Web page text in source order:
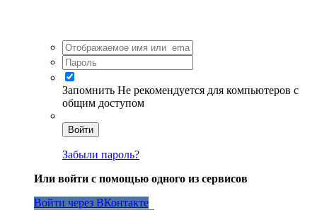
Запомнить Не рекомендуется для компьютеров с
общим доступом
Войти
Забыли пароль?
Или войти с помощью одного из сервисов
Войти через ВКонтакте